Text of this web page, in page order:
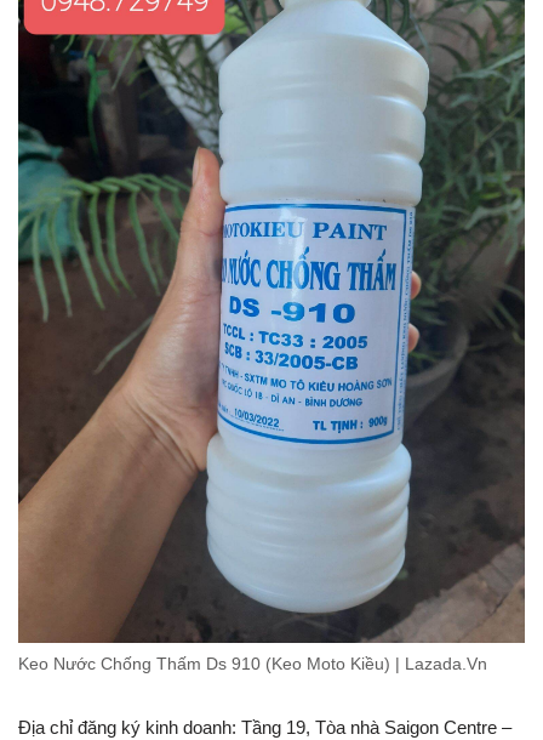
Keo Nước Chống Thấm Ds 910 (Keo Moto Kiều) | Lazada.Vn
Địa chỉ đăng ký kinh doanh: Tầng 19, Tòa nhà Saigon Centre –